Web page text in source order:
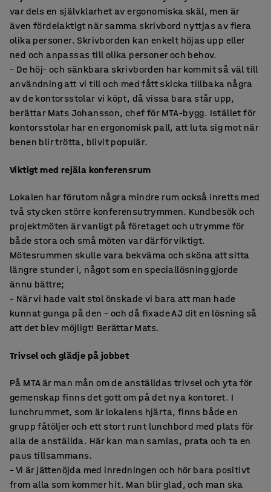
var dels en självklarhet av ergonomiska skäl, men är
även fördelaktigt när samma skrivbord nyttjas av flera
olika personer. Skrivborden kan enkelt höjas upp eller
ned och anpassas till olika personer och behov.
– De höj- och sänkbara skrivborden har kommit så väl till
användning att vi till och med fått skicka tillbaka några
av de kontorsstolar vi köpt, då vissa bara står upp,
berättar Mats Johansson, chef för MTA-bygg. Istället för
kontorsstolar har en ergonomisk pall, att luta sig mot när
benen blir trötta, blivit populär.
Viktigt med rejäla konferensrum
Lokalen har förutom några mindre rum också inretts med
två stycken större konferensutrymmen. Kundbesök och
projektmöten är vanligt på företaget och utrymme för
både stora och små möten var därför viktigt.
Mötesrummen skulle vara bekväma och sköna att sitta
längre stunder i, något som en speciallösning gjorde
ännu bättre;
– När vi hade valt stol önskade vi bara att man hade
kunnat gunga på den – och då fixade AJ dit en lösning så
att det blev möjligt! Berättar Mats.
Trivsel och glädje på jobbet
På MTA är man mån om de anställdas trivsel och yta för
gemenskap finns det gott om på det nya kontoret. I
lunchrummet, som är lokalens hjärta, finns både en
grupp fåtöljer och ett stort runt lunchbord med plats för
alla de anställda. Här kan man samlas, prata och ta en
paus tillsammans.
– Vi är jättenöjda med inredningen och hör bara positivt
from alla som kommer hit. Man blir glad, och man ska